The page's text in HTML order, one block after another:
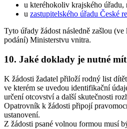
u kteréhokoliv krajského úřadu,
u zastupitelského úřadu České
Tyto úřady žádost následně zašlou
podání) Ministerstvu vnitra.
10. Jaké doklady je nutné mít
K žádosti žadatel přiloží rodný list
ve kterém se uvedou identifikační
určení otcovství a další skutečnosti
Opatrovník k žádosti připojí
ustanovení.
Z žádosti psané volnou formou musí